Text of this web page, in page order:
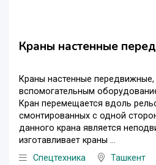
Краны настенные
Краны настенные передвижные,
вспомогательным
Кран перемещается вдоль
смонтированных с одной
данного крана является
изготавливает краны ...
Спецтехника
Ташкент